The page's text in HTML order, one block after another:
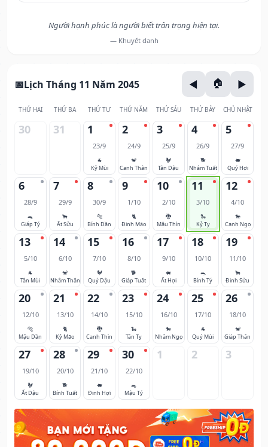
Người hạnh phúc là người biết trân trọng hiện tại.
— Khuyết danh
Lịch Tháng 11 Năm 2045
THỨ HAI THỨ BA THỨ TƯ THỨ NĂM THỨ SÁU THỨ BẢY CHỦ NHẬT
30 31 1
23/9
🐐
Kỷ Mùi
2
24/9
🐒
Canh Thân
3
25/9
🐓
Tân Dậu
4
26/9
🐕
Nhâm Tuất
5
27/9
🐖
Quý Hợi
6
28/9
🐀
Giáp Tý
7
29/9
🐂
Ất Sửu
8
30/9
🐅
Bính Dần
9
1/10
🐈
Đinh Mão
10
2/10
🐉
Mậu Thìn
11
3/10
🐍
Kỷ Tỵ
12
4/10
🐎
Canh Ngọ
13
5/10
🐐
Tân Mùi
14
6/10
🐒
Nhâm Thân
15
7/10
🐓
Quý Dậu
16
8/10
🐕
Giáp Tuất
17
9/10
🐖
Ất Hợi
18
10/10
🐀
Bính Tý
19
11/10
🐂
Đinh Sửu
20
12/10
🐅
Mậu Dần
21
13/10
🐈
Kỷ Mão
22
14/10
🐉
Canh Thìn
23
15/10
🐍
Tân Tỵ
24
16/10
🐎
Nhâm Ngọ
25
17/10
🐐
Quý Mùi
26
18/10
🐒
Giáp Thân
27
19/10
🐓
Ất Dậu
28
20/10
🐕
Bính Tuất
29
21/10
🐖
Đinh Hợi
30
22/10
🐀
Mậu Tý
1 2 3